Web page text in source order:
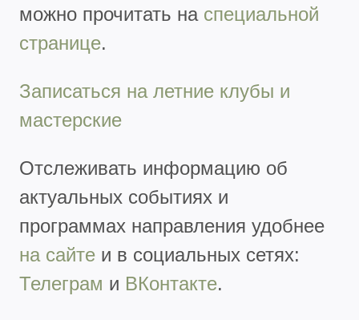
можно прочитать на специальной
странице.
Записаться на летние клубы и
мастерские
Отслеживать информацию об
актуальных событиях и
программах направления удобнее
на сайте и в социальных сетях:
Телеграм и ВКонтакте.